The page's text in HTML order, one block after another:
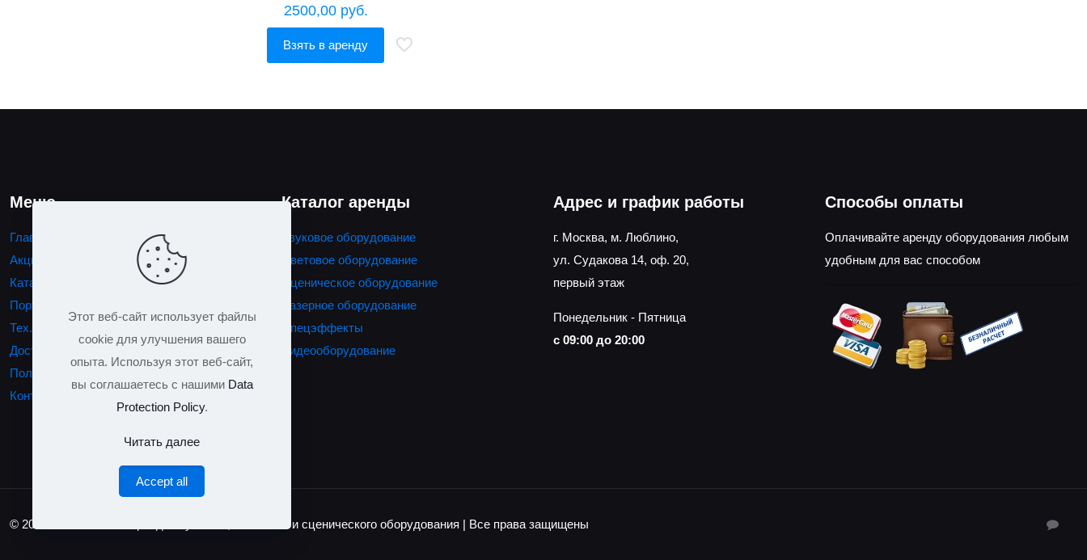
2500,00 руб.
Взять в аренду
Меню
Главная
Акции
Каталог
Портфолио
Тех. обеспечение мероприятий
Доставка и монтаж
Полезная информация
Контакты
Каталог аренды
Звуковое оборудование
Световое оборудование
Сценическое оборудование
Лазерное оборудование
Спецэффекты
Видеооборудование
Адрес и график работы
г. Москва, м. Люблино,
ул. Судакова 14, оф. 20,
первый этаж
Понедельник - Пятница
с 09:00 до 20:00
Способы оплаты
Оплачивайте аренду оборудования любым
удобным для вас способом
© 2023 - аренда звукового, светового и сценического оборудования | Все права защищены
Этот веб-сайт использует файлы
cookie для улучшения вашего
опыта. Используя этот веб-сайт,
вы соглашаетесь с нашими Data
Protection Policy.
Читать далее
Accept all